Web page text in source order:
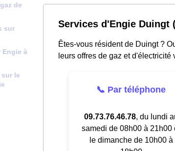
de
sur
à
sur le
Services d'Engie Duingt
Êtes-vous résident de Duingt ?
leurs offres de gaz et
📞 Par téléphone
09.73.76.46.78, du lundi
samedi de 08h00 à 21h00
le dimanche de 10h00 à